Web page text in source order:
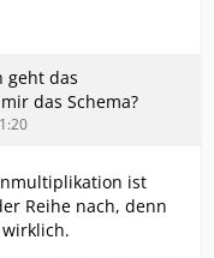
geht das
das Schema?
ist
Reihe nach, denn